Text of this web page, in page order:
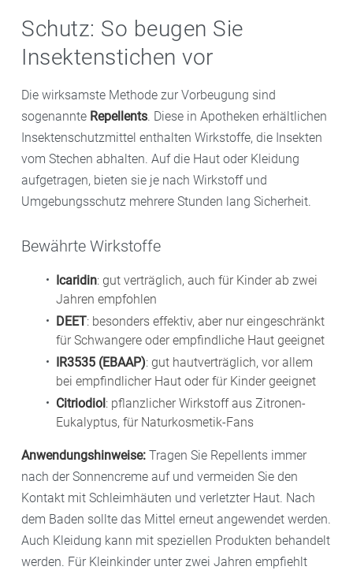
Schutz: So beugen Sie
Insektenstichen vor
Die wirksamste Methode zur Vorbeugung sind
sogenannte Repellents. Diese in Apotheken erhältlichen
Insektenschutzmittel enthalten Wirkstoffe, die Insekten
vom Stechen abhalten. Auf die Haut oder Kleidung
aufgetragen, bieten sie je nach Wirkstoff und
Umgebungsschutz mehrere Stunden lang Sicherheit.
Bewährte Wirkstoffe
Icaridin: gut verträglich, auch für Kinder ab zwei
Jahren empfohlen
DEET: besonders effektiv, aber nur eingeschränkt
für Schwangere oder empfindliche Haut geeignet
IR3535 (EBAAP): gut hautverträglich, vor allem
bei empfindlicher Haut oder für Kinder geeignet
Citriodiol: pflanzlicher Wirkstoff aus Zitronen-
Eukalyptus, für Naturkosmetik-Fans
Anwendungshinweise: Tragen Sie Repellents immer
nach der Sonnencreme auf und vermeiden Sie den
Kontakt mit Schleimhäuten und verletzter Haut. Nach
dem Baden sollte das Mittel erneut angewendet werden.
Auch Kleidung kann mit speziellen Produkten behandelt
werden. Für Kleinkinder unter zwei Jahren empfiehlt